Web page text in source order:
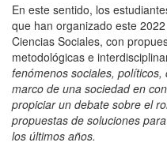
En este sentido, los
que han organizado este
Ciencias Sociales, con
metodológicas e
fenómenos sociales,
marco de una sociedad en
propiciar un debate sobre el
propuestas de soluciones
los últimos años.